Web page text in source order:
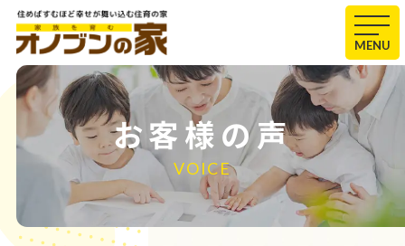
MENU
お客様の声
VOICE